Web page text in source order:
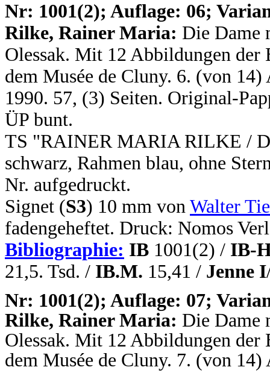
Nr: 1001(2); Auflage: 06;
Rilke, Rainer Maria: Die Dame
Olessak. Mit 12 Abbildungen
dem Musée de Cluny. 6. (von
1990. 57, (3) Seiten. Original-
ÜP bunt.
TS "RAINER MARIA RILKE /
schwarz, Rahmen blau, ohne
Nr. aufgedruckt.
Signet (S3) 10 mm von Walter
fadengeheftet. Druck: Nomos
Bibliographie: IB 1001(2) / IB-
21,5. Tsd. / IB.M. 15,41 / Jenne I
Nr: 1001(2); Auflage: 07;
Rilke, Rainer Maria: Die Dame
Olessak. Mit 12 Abbildungen
dem Musée de Cluny. 7. (von